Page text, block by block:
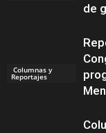
de
Columnas y
Reportajes